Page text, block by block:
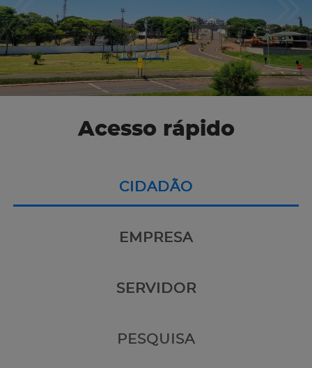
Acesso rápido
CIDADÃO
EMPRESA
SERVIDOR
PESQUISA